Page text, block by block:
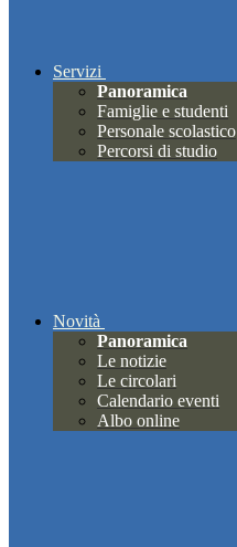
Servizi
Panoramica
Famiglie e studenti
Personale scolastico
Percorsi di studio
Novità
Panoramica
Le notizie
Le circolari
Calendario eventi
Albo online